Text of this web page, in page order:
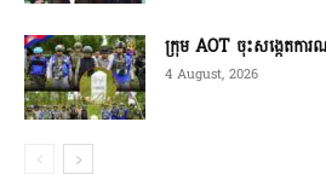
ក្រុម AOT ចុះសង្កេតការ
4 August, 2026